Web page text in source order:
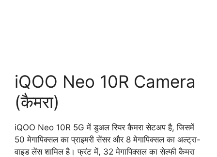
iQOO Neo 10R Camera
(कैमरा)
iQOO Neo 10R 5G में डुअल रियर कैमरा सेटअप है, जिसमें
50 मेगापिक्सल का प्राइमरी सेंसर और 8 मेगापिक्सल का अल्ट्रा-
वाइड लेंस शामिल है। फ्रंट में, 32 मेगापिक्सल का सेल्फी कैमरा